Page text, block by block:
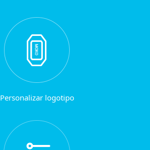
Personalizar logotipo